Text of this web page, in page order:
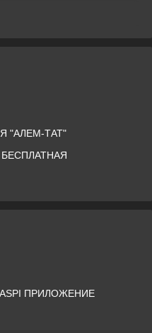
"АЛЕМ-ТАТ"
ПРИЛОЖЕНИЕ